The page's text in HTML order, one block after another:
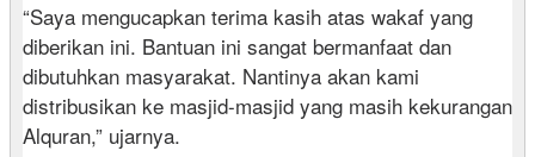
“Saya mengucapkan terima kasih atas wakaf yang
diberikan ini. Bantuan ini sangat bermanfaat dan
dibutuhkan masyarakat. Nantinya akan kami
distribusikan ke masjid-masjid yang masih kekurangan
Alquran,” ujarnya.